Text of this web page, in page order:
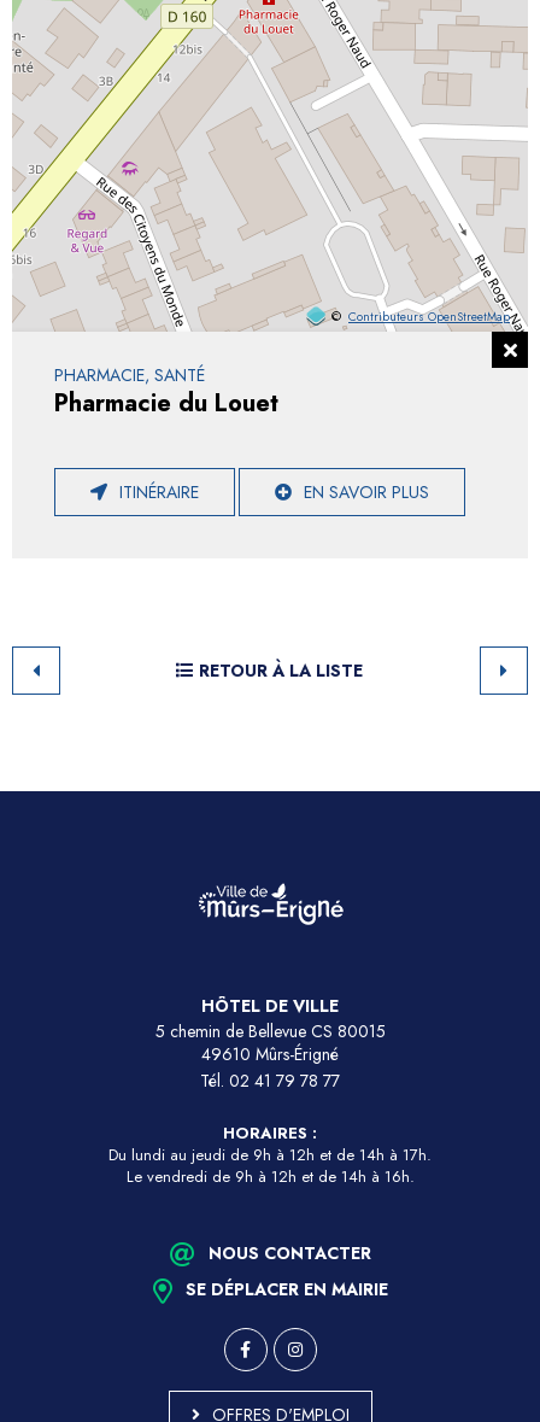
© Contributeurs OpenStreetMap
PHARMACIE, SANTÉ
Pharmacie du Louet
ITINÉRAIRE EN SAVOIR PLUS
RETOUR À LA LISTE
HÔTEL DE VILLE
5 chemin de Bellevue CS 80015
49610 Mûrs-Érigné
Tél. 02 41 79 78 77
HORAIRES :
Du lundi au jeudi de 9h à 12h et de 14h à 17h.
Le vendredi de 9h à 12h et de 14h à 16h.
NOUS CONTACTER
SE DÉPLACER EN MAIRIE
OFFRES D'EMPLOI